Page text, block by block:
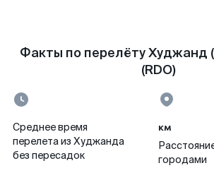
Факты по перелёту Худжанд
(RDO)
Среднее время
перелета из Худжанда
без пересадок
км
городами